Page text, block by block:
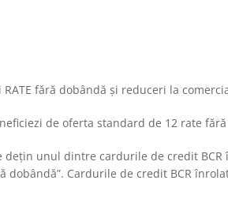
RATE fără dobândă și reduceri la
de oferta standard de 12 rate
unul dintre cardurile de credit
Cardurile de credit BCR